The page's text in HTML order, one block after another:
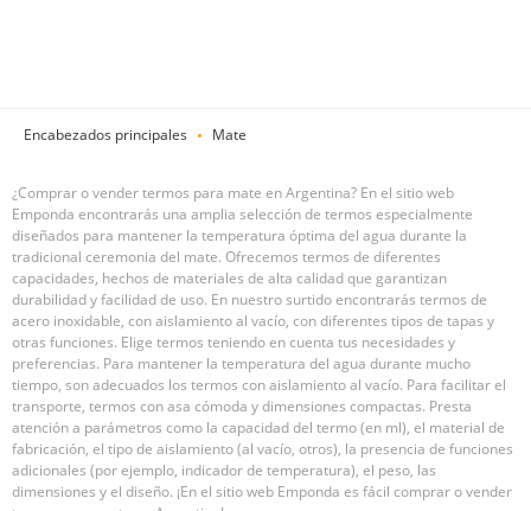
Encabezados principales Mate
¿Comprar o vender termos para mate en Argentina? En el sitio web
Emponda encontrarás una amplia selección de termos especialmente
diseñados para mantener la temperatura óptima del agua durante la
tradicional ceremonia del mate. Ofrecemos termos de diferentes
capacidades, hechos de materiales de alta calidad que garantizan
durabilidad y facilidad de uso. En nuestro surtido encontrarás termos de
acero inoxidable, con aislamiento al vacío, con diferentes tipos de tapas y
otras funciones. Elige termos teniendo en cuenta tus necesidades y
preferencias. Para mantener la temperatura del agua durante mucho
tiempo, son adecuados los termos con aislamiento al vacío. Para facilitar el
transporte, termos con asa cómoda y dimensiones compactas. Presta
atención a parámetros como la capacidad del termo (en ml), el material de
fabricación, el tipo de aislamiento (al vacío, otros), la presencia de funciones
adicionales (por ejemplo, indicador de temperatura), el peso, las
dimensiones y el diseño. ¡En el sitio web Emponda es fácil comprar o vender